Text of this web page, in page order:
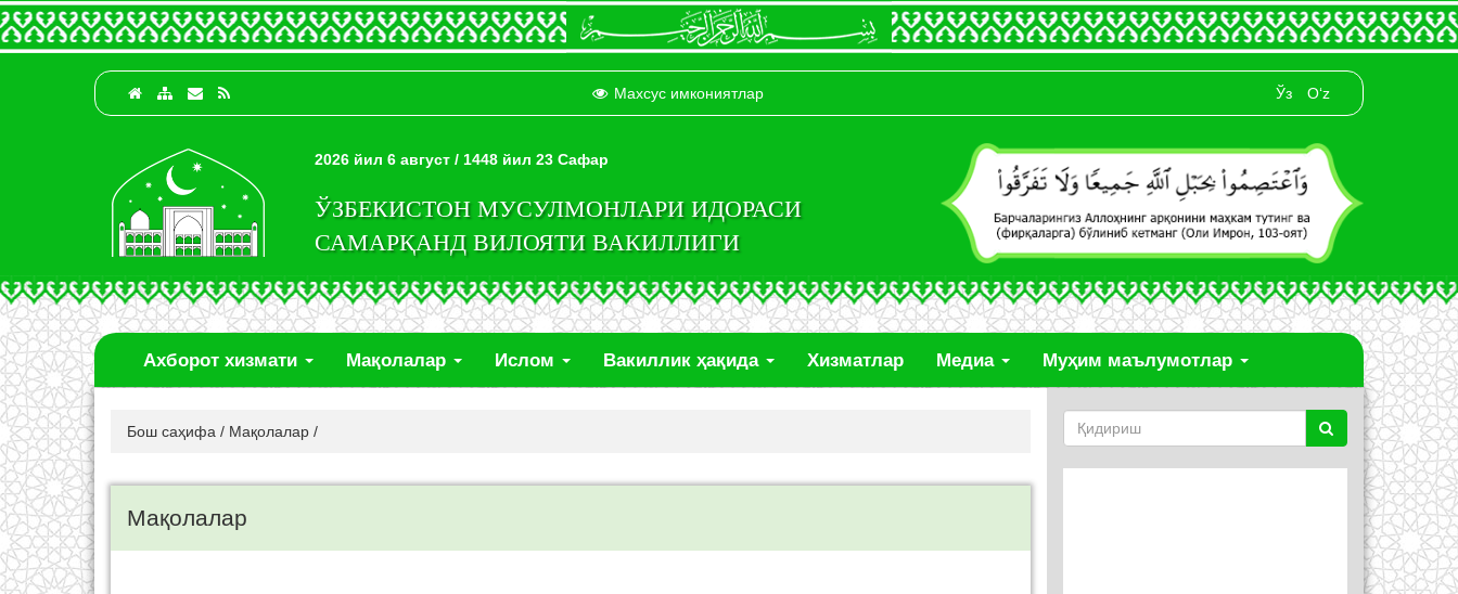
Махсус имкониятлар Ўз O‘z
2026 йил 6 август / 1448 йил 23 Сафар
ЎЗБЕКИСТОН МУСУЛМОНЛАРИ ИДОРАСИ
САМАРҚАНД ВИЛОЯТИ ВАКИЛЛИГИ
Ахборот хизмати Мақолалар Ислом Вакиллик ҳақида Хизматлар Медиа Муҳим маълумотлар
Бош саҳифа / Мақолалар /
Мақолалар